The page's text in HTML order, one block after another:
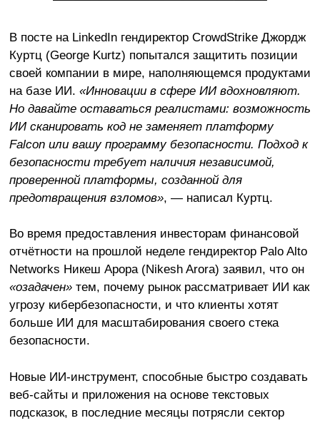
В посте на LinkedIn гендиректор CrowdStrike Джордж
Куртц (George Kurtz) попытался защитить позиции
своей компании в мире, наполняющемся продуктами
на базе ИИ. «Инновации в сфере ИИ вдохновляют.
Но давайте оставаться реалистами: возможность
ИИ сканировать код не заменяет платформу
Falcon или вашу программу безопасности. Подход к
безопасности требует наличия независимой,
проверенной платформы, созданной для
предотвращения взломов», — написал Куртц.
Во время предоставления инвесторам финансовой
отчётности на прошлой неделе гендиректор Palo Alto
Networks Никеш Арора (Nikesh Arora) заявил, что он
«озадачен»тем, почему рынок рассматривает ИИ как
угрозу кибербезопасности, и что клиенты хотят
больше ИИ для масштабирования своего стека
безопасности.
Новые ИИ-инструмент, способные быстро создавать
веб-сайты и приложения на основе текстовых
подсказок, в последние месяцы потрясли сектор